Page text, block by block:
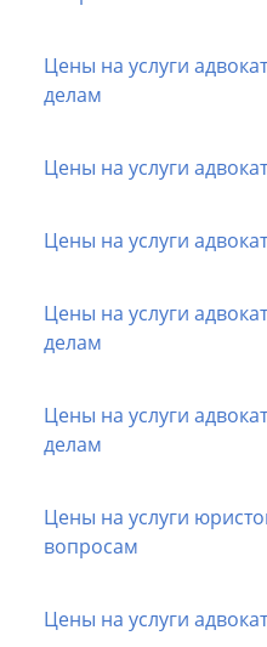
Цены на услуги
делам
Цены на услуги
Цены на услуги
Цены на услуги
делам
Цены на услуги
делам
Цены на услуги
вопросам
Цены на услуги